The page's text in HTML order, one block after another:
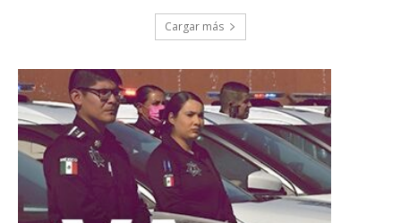
Cargar más